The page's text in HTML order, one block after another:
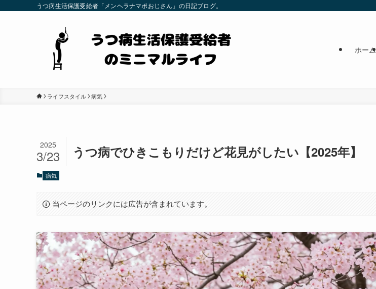
うつ病生活保護受給者「メンヘラナマポおじさん」の日記ブログ。
ホーム
ライフスタイル 病気
うつ病でひきこもりだけど花見がしたい【2025年】
2025
3/23
病気
当ページのリンクには広告が含まれています。